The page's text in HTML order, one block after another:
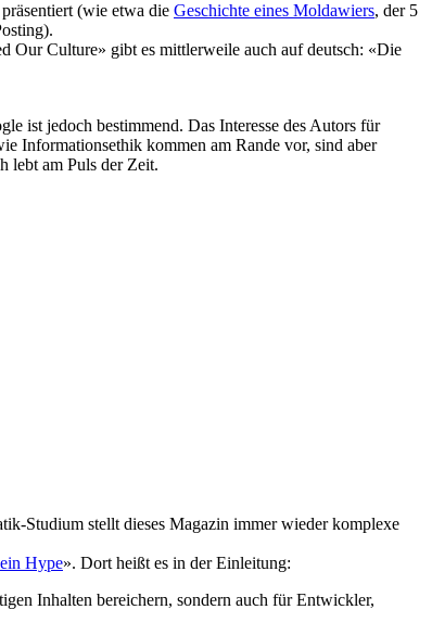
(wie etwa die Geschichte eines Moldawiers, der 5
Our Culture» gibt es mittlerweile auch auf deutsch: «Die
ist jedoch bestimmend. Das Interesse des Autors für
Informationsethik kommen am Rande vor, sind aber
lebt am Puls der Zeit.
Studium stellt dieses Magazin immer wieder komplexe
Hype». Dort heißt es in der Einleitung:
Inhalten bereichern, sondern auch für Entwickler,